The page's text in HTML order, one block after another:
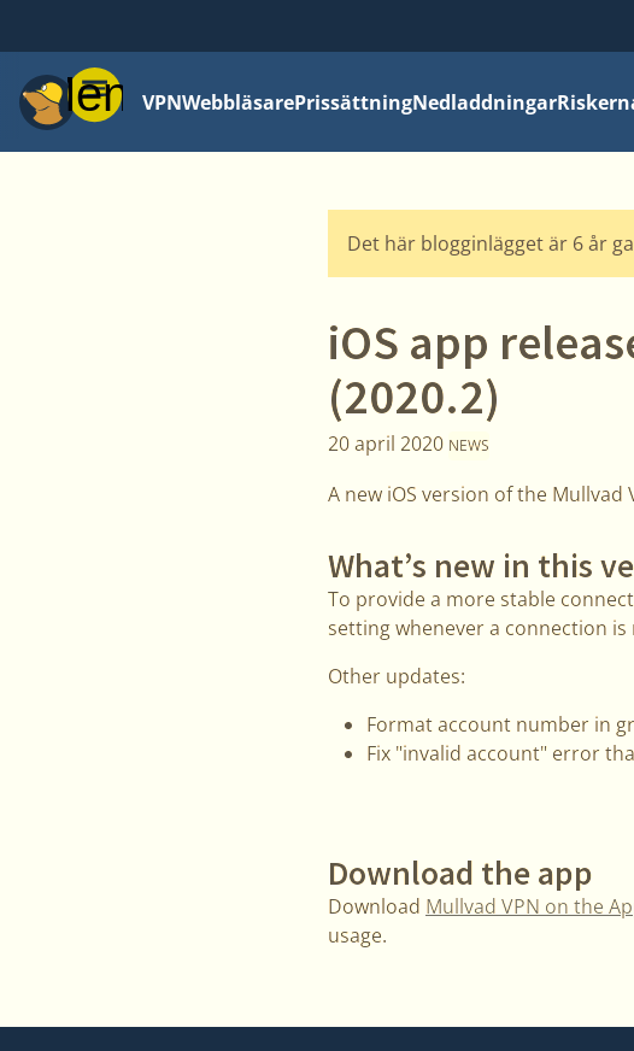
MenyVPNWebbläsarePrissättningNedladdningar
Det här blogginlägget är 6 år
iOS app
(2020.2)
20 april 2020 NEWS
A new iOS version of the
What’s new in this
To provide a more stable
setting whenever a connection
Other updates:
Format account number in
Fix "invalid account" error
Download the app
Download Mullvad VPN on the
usage.